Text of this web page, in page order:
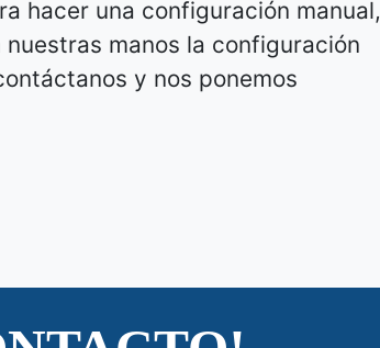
hacer una configuración manual,
manos la configuración
y nos ponemos